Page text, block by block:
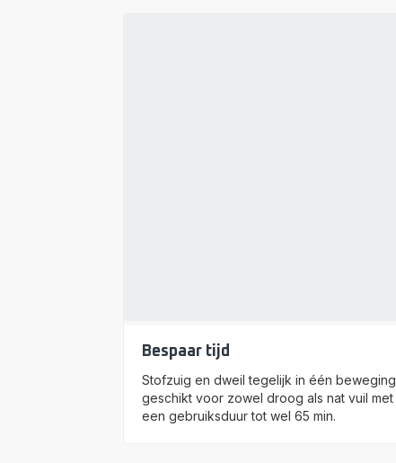
Bespaar tijd
Stofzuig en dweil tegelijk in één beweging,
geschikt voor zowel droog als nat vuil met
een gebruiksduur tot wel 65 min.